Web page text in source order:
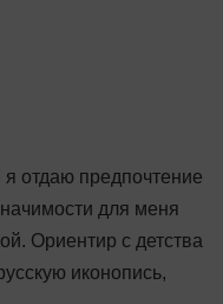
отдаю предпочтение
для меня
Ориентир с детства
иконопись,